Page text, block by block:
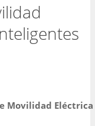
Movilidad Eléctrica